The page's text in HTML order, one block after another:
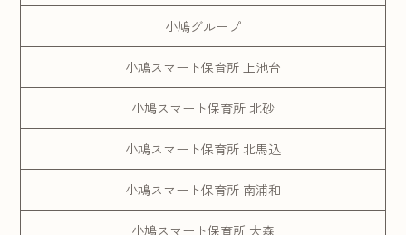
小鳩グループ
小鳩スマート保育所 上池台
小鳩スマート保育所 北砂
小鳩スマート保育所 北馬込
小鳩スマート保育所 南浦和
小鳩スマート保育所 大森